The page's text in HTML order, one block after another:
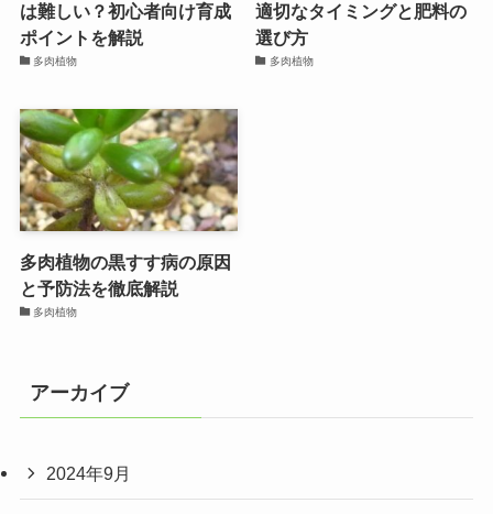
は難しい？初心者向け育成
ポイントを解説
多肉植物
適切なタイミングと肥料の
選び方
多肉植物
多肉植物の黒すす病の原因
と予防法を徹底解説
多肉植物
アーカイブ
2024年9月